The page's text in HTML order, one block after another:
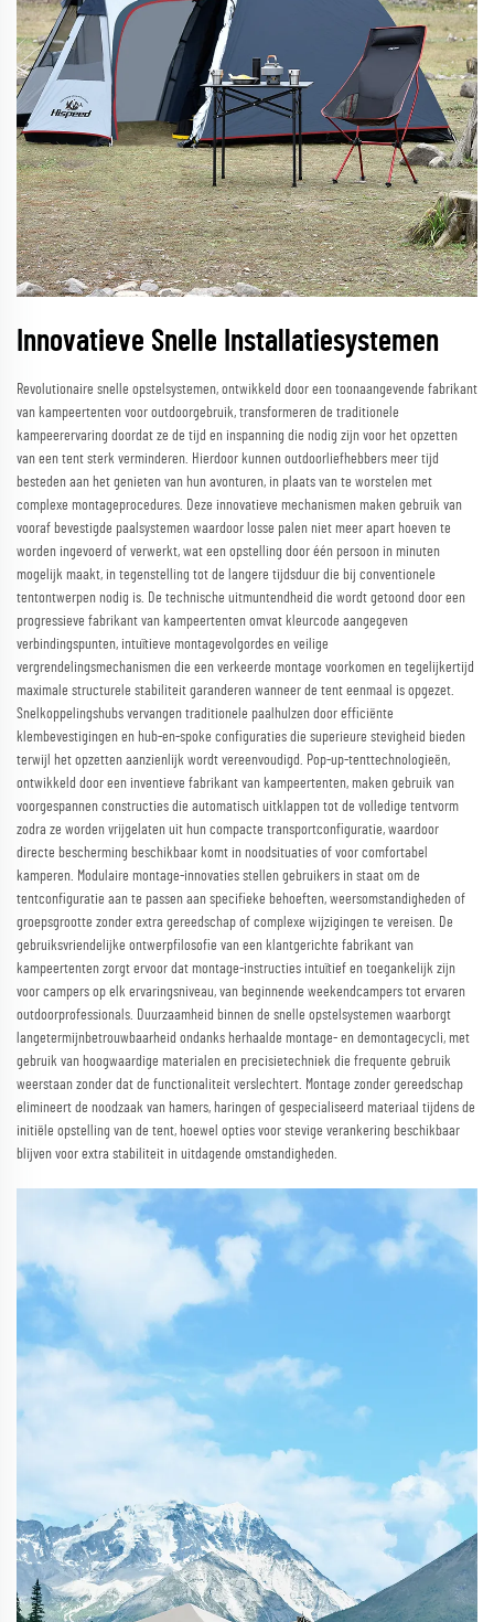
Innovatieve Snelle Installatiesystemen
Revolutionaire snelle opstelsystemen, ontwikkeld door een toonaangevende fabrikant
van kampeertenten voor outdoorgebruik, transformeren de traditionele
kampeerervaring doordat ze de tijd en inspanning die nodig zijn voor het opzetten
van een tent sterk verminderen. Hierdoor kunnen outdoorliefhebbers meer tijd
besteden aan het genieten van hun avonturen, in plaats van te worstelen met
complexe montageprocedures. Deze innovatieve mechanismen maken gebruik van
vooraf bevestigde paalsystemen waardoor losse palen niet meer apart hoeven te
worden ingevoerd of verwerkt, wat een opstelling door één persoon in minuten
mogelijk maakt, in tegenstelling tot de langere tijdsduur die bij conventionele
tentontwerpen nodig is. De technische uitmuntendheid die wordt getoond door een
progressieve fabrikant van kampeertenten omvat kleurcode aangegeven
verbindingspunten, intuïtieve montagevolgordes en veilige
vergrendelingsmechanismen die een verkeerde montage voorkomen en tegelijkertijd
maximale structurele stabiliteit garanderen wanneer de tent eenmaal is opgezet.
Snelkoppelingshubs vervangen traditionele paalhulzen door efficiënte
klembevestigingen en hub-en-spoke configuraties die superieure stevigheid bieden
terwijl het opzetten aanzienlijk wordt vereenvoudigd. Pop-up-tenttechnologieën,
ontwikkeld door een inventieve fabrikant van kampeertenten, maken gebruik van
voorgespannen constructies die automatisch uitklappen tot de volledige tentvorm
zodra ze worden vrijgelaten uit hun compacte transportconfiguratie, waardoor
directe bescherming beschikbaar komt in noodsituaties of voor comfortabel
kamperen. Modulaire montage-innovaties stellen gebruikers in staat om de
tentconfiguratie aan te passen aan specifieke behoeften, weersomstandigheden of
groepsgrootte zonder extra gereedschap of complexe wijzigingen te vereisen. De
gebruiksvriendelijke ontwerpfilosofie van een klantgerichte fabrikant van
kampeertenten zorgt ervoor dat montage-instructies intuïtief en toegankelijk zijn
voor campers op elk ervaringsniveau, van beginnende weekendcampers tot ervaren
outdoorprofessionals. Duurzaamheid binnen de snelle opstelsystemen waarborgt
langetermijnbetrouwbaarheid ondanks herhaalde montage- en demontagecycli, met
gebruik van hoogwaardige materialen en precisietechniek die frequente gebruik
weerstaan zonder dat de functionaliteit verslechtert. Montage zonder gereedschap
elimineert de noodzaak van hamers, haringen of gespecialiseerd materiaal tijdens de
initiële opstelling van de tent, hoewel opties voor stevige verankering beschikbaar
blijven voor extra stabiliteit in uitdagende omstandigheden.